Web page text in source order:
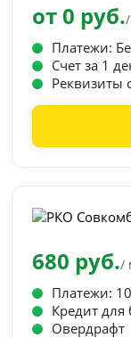
от 0 руб.
Платежи:
Счет за 1
Реквизиты
680 руб./
Платежи:
Кредит для
Овердрафт